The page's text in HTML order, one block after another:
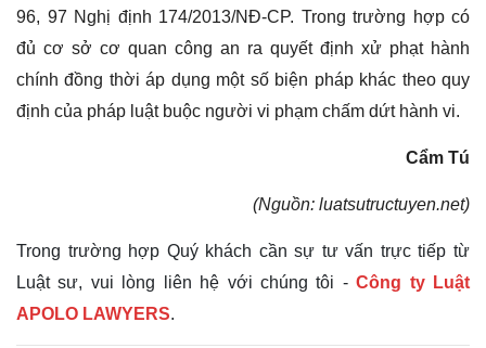
96, 97 Nghị định 174/2013/NĐ-CP. Trong trường hợp có
đủ cơ sở cơ quan công an ra quyết định xử phạt hành
chính đồng thời áp dụng một số biện pháp khác theo quy
định của pháp luật buộc người vi phạm chấm dứt hành vi.
Cẩm Tú
(Nguồn: luatsutructuyen.net)
Trong trường hợp Quý khách cần sự tư vấn trực tiếp từ
Luật sư, vui lòng liên hệ với chúng tôi -Công ty Luật
APOLO LAWYERS.